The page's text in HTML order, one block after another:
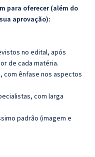
para oferecer (além do
aprovação):
no edital, após
de cada matéria.
com ênfase nos aspectos
com larga
padrão (imagem e